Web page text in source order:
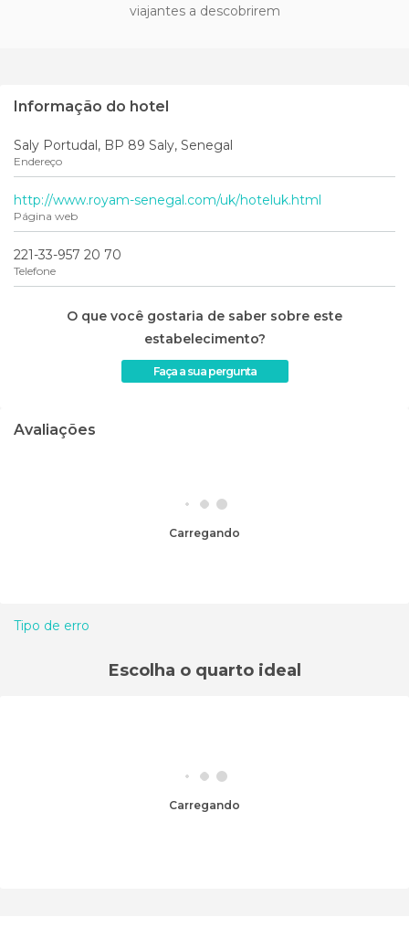
viajantes a descobrirem
Informação do hotel
Saly Portudal, BP 89 Saly, Senegal
Endereço
http://www.royam-senegal.com/uk/hoteluk.html
Página web
221-33-957 20 70
Telefone
O que você gostaria de saber sobre este
estabelecimento?
Faça a sua pergunta
Avaliações
Carregando
Tipo de erro
Escolha o quarto ideal
Carregando